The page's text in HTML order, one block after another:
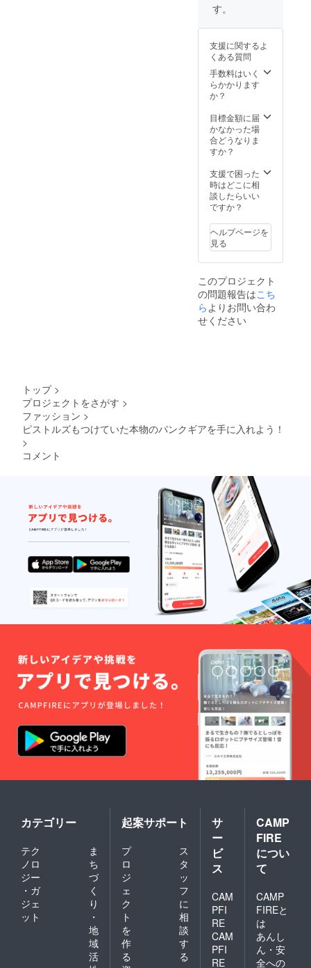
＊裏面
ナチュ
ラル ・
送料込
み ・税
抜き価
¥13800
す。
支援に関するよ
くある質問
手数料はいく
らかかります
か？
目標金額に届
かなかった場
合どうなりま
すか？
支援で困った
時はどこに相
談したらいい
ですか？
ヘルプページを
見る
このプロジェクト
の問題報告はこち
ら よりお問い合わ
せください
トップ >
プロジェクトをさがす >
ファッション >
ピストルズもつけていた本物のパンクギアを手に入れよう！
>
コメント
カテゴリー
テク
ノロ
ジー
・ガ
ジェ
ット
ま
ち
づ
く
り
・
地
域
活
起案サポート
プ
ロ
ジ
ェ
ク
ト
を
作
る
ス
タ
ッ
フ
に
相
談
す
る
サ
ー
ビ
ス
CAM
PFI
RE
CAM
PFI
RE
CAMP
FIRE
につい
て
CAMP
FIREと
は
あんし
ん・安
全への